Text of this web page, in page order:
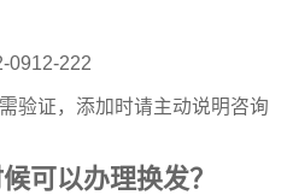
0912-222
验证，添加时请主动说明咨询
可以办理换发？